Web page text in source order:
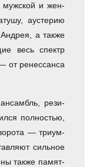
муж­ской и жен­
аусте­рию
а так­же
весь спектр
от ре­нес­сан­са
ре­зи­
пол­но­стью,
— три­ум­
сильное
так­же па­мят­